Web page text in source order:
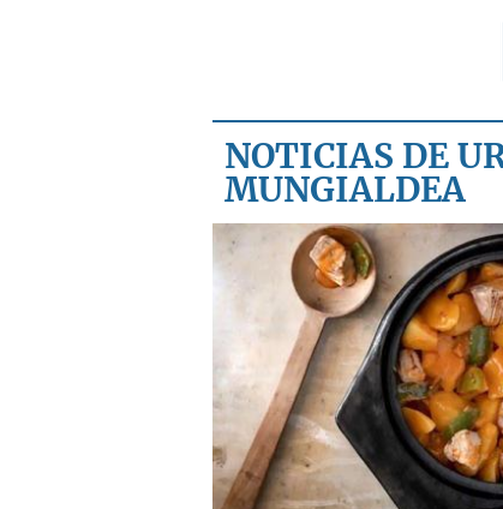
NOTICIAS DE
MUNGIALDEA